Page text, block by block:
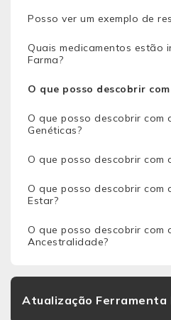
Posso ver um exemplo de
Quais medicamentos estão
Farma?
O que posso descobrir
O que posso descobrir com
Genéticas?
O que posso descobrir com
O que posso descobrir com
Estar?
O que posso descobrir com
Ancestralidade?
Atualização Ferramenta